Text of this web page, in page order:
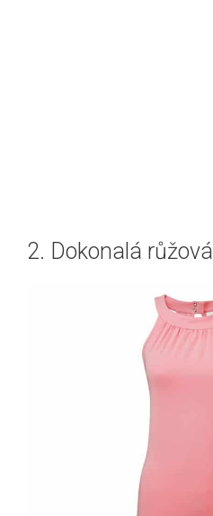
2. Dokonalá růžová